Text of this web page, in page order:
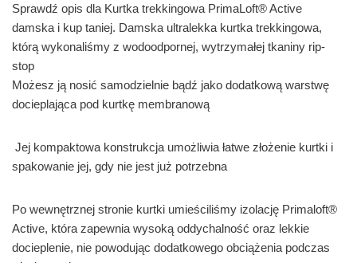
Sprawdź opis dla Kurtka trekkingowa PrimaLoft® Active
damska i kup taniej. Damska ultralekka kurtka trekkingowa,
którą wykonaliśmy z wodoodpornej, wytrzymałej tkaniny rip-
stop
Możesz ją nosić samodzielnie bądź jako dodatkową warstwę
docieplająca pod kurtkę membranową
Jej kompaktowa konstrukcja umożliwia łatwe złożenie kurtki i
spakowanie jej, gdy nie jest już potrzebna
Po wewnętrznej stronie kurtki umieściliśmy izolację Primaloft®
Active, która zapewnia wysoką oddychalność oraz lekkie
docieplenie, nie powodując dodatkowego obciążenia podczas